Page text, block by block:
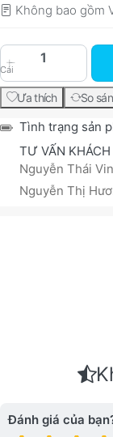
Không bao gồm
Cái
Ưa thích So
Tình trạng sản
TƯ VẤN
Nguyễn Thái
Nguyễn Thị
Đánh giá của